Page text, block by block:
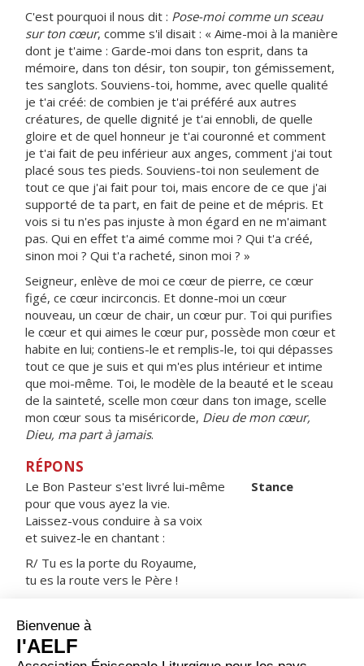
C'est pourquoi il nous dit : Pose-moi comme un sceau
sur ton cœur, comme s'il disait : « Aime-moi à la manière
dont je t'aime : Garde-moi dans ton esprit, dans ta
mémoire, dans ton désir, ton soupir, ton gémissement,
tes sanglots. Souviens-toi, homme, avec quelle qualité
je t'ai créé: de combien je t'ai préféré aux autres
créatures, de quelle dignité je t'ai ennobli, de quelle
gloire et de quel honneur je t'ai couronné et comment
je t'ai fait de peu inférieur aux anges, comment j'ai tout
placé sous tes pieds. Souviens-toi non seulement de
tout ce que j'ai fait pour toi, mais encore de ce que j'ai
supporté de ta part, en fait de peine et de mépris. Et
vois si tu n'es pas injuste à mon égard en ne m'aimant
pas. Qui en effet t'a aimé comme moi ? Qui t'a créé,
sinon moi ? Qui t'a racheté, sinon moi ? »
Seigneur, enlève de moi ce cœur de pierre, ce cœur
figé, ce cœur incirconcis. Et donne-moi un cœur
nouveau, un cœur de chair, un cœur pur. Toi qui purifies
le cœur et qui aimes le cœur pur, possède mon cœur et
habite en lui; contiens-le et remplis-le, toi qui dépasses
tout ce que je suis et qui m'es plus intérieur et intime
que moi-même. Toi, le modèle de la beauté et le sceau
de la sainteté, scelle mon cœur dans ton image, scelle
mon cœur sous ta miséricorde, Dieu de mon cœur,
Dieu, ma part à jamais.
RÉPONS
Le Bon Pasteur s'est livré lui-même Stance
pour que vous ayez la vie.
Laissez-vous conduire à sa voix
et suivez-le en chantant :
R/ Tu es la porte du Royaume,
tu es la route vers le Père !
sur ceux qui espèrent son amour.
Pour nous préserver de la mort,